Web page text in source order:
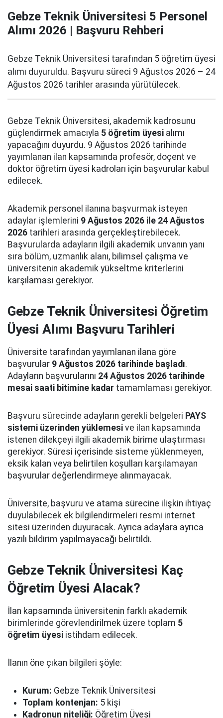
Gebze Teknik Üniversitesi 5 Personel
Alımı 2026 | Başvuru Rehberi
Gebze Teknik Üniversitesi tarafından 5 öğretim üyesi
alımı duyuruldu. Başvuru süreci 9 Ağustos 2026 – 24
Ağustos 2026 tarihler arasında yürütülecek.
Gebze Teknik Üniversitesi, akademik kadrosunu
güçlendirmek amacıyla 5 öğretim üyesi alımı
yapacağını duyurdu. 9 Ağustos 2026 tarihinde
yayımlanan ilan kapsamında profesör, doçent ve
doktor öğretim üyesi kadroları için başvurular kabul
edilecek.
Akademik personel ilanına başvurmak isteyen
adaylar işlemlerini 9 Ağustos 2026 ile 24 Ağustos
2026 tarihleri arasında gerçekleştirebilecek.
Başvurularda adayların ilgili akademik unvanın yanı
sıra bölüm, uzmanlık alanı, bilimsel çalışma ve
üniversitenin akademik yükseltme kriterlerini
karşılaması gerekiyor.
Gebze Teknik Üniversitesi Öğretim
Üyesi Alımı Başvuru Tarihleri
Üniversite tarafından yayımlanan ilana göre
başvurular 9 Ağustos 2026 tarihinde başladı.
Adayların başvurularını 24 Ağustos 2026 tarihinde
mesai saati bitimine kadar tamamlaması gerekiyor.
Başvuru sürecinde adayların gerekli belgeleri PAYS
sistemi üzerinden yüklemesi ve ilan kapsamında
istenen dilekçeyi ilgili akademik birime ulaştırması
gerekiyor. Süresi içerisinde sisteme yüklenmeyen,
eksik kalan veya belirtilen koşulları karşılamayan
başvurular değerlendirmeye alınmayacak.
Üniversite, başvuru ve atama sürecine ilişkin ihtiyaç
duyulabilecek ek bilgilendirmeleri resmi internet
sitesi üzerinden duyuracak. Ayrıca adaylara ayrıca
yazılı bildirim yapılmayacağı belirtildi.
Gebze Teknik Üniversitesi Kaç
Öğretim Üyesi Alacak?
İlan kapsamında üniversitenin farklı akademik
birimlerinde görevlendirilmek üzere toplam 5
öğretim üyesi istihdam edilecek.
İlanın öne çıkan bilgileri şöyle:
Kurum: Gebze Teknik Üniversitesi
Toplam kontenjan: 5 kişi
Kadronun niteliği: Öğretim Üyesi